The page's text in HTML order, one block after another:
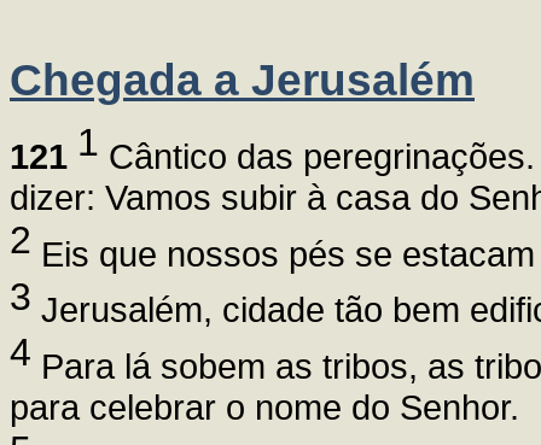
Chegada a Jerusalém
121 1 Cântico das
dizer: Vamos subir à casa do
2 Eis que nossos pés se
3 Jerusalém, cidade tão bem
4 Para lá sobem as tribos, as
para celebrar o nome do Senhor.